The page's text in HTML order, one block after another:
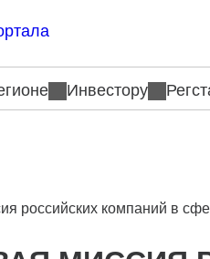
Инвестору
российских компаний в